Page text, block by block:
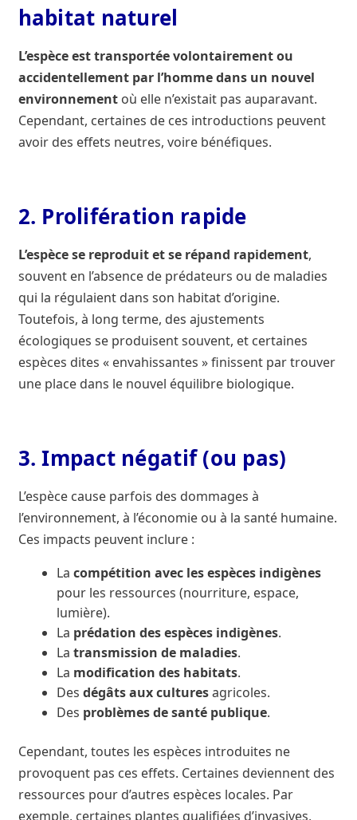
habitat naturel
L’espèce est transportée volontairement ou
accidentellement par l’homme dans un nouvel
environnementoù elle n’existait pas auparavant.
Cependant, certaines de ces introductions peuvent
avoir des effets neutres, voire bénéfiques.
2. Prolifération rapide
L’espèce se reproduit et se répand rapidement,
souvent en l’absence de prédateurs ou de maladies
qui la régulaient dans son habitat d’origine.
Toutefois, à long terme, des ajustements
écologiques se produisent souvent, et certaines
espèces dites « envahissantes » finissent par trouver
une place dans le nouvel équilibre biologique.
3. Impact négatif (ou pas)
L’espèce cause parfois des dommages à
l’environnement, à l’économie ou à la santé humaine.
Ces impacts peuvent inclure :
La compétition avec les espèces indigènes
pour les ressources (nourriture, espace,
lumière).
La prédation des espèces indigènes.
La transmission de maladies.
La modification des habitats.
Des dégâts aux culturesagricoles.
Des problèmes de santé publique.
Cependant, toutes les espèces introduites ne
provoquent pas ces effets. Certaines deviennent des
ressources pour d’autres espèces locales. Par
exemple, certaines plantes qualifiées d’invasives,